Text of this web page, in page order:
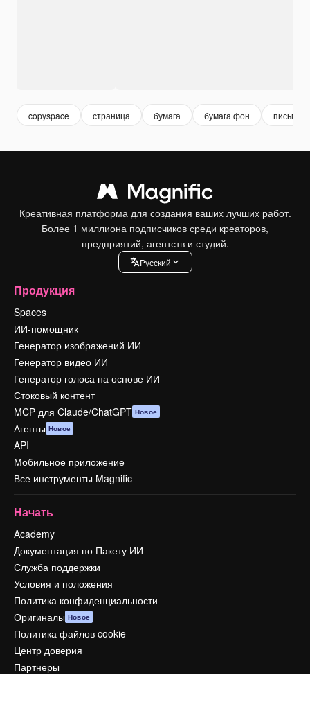
copyspace страница бумага бумага фон письмо
Креативная платформа для создания ваших лучших работ.
Более 1 миллиона подписчиков среди креаторов,
предприятий, агентств и студий.
Pусский
Продукция
Spaces
ИИ-помощник
Генератор изображений ИИ
Генератор видео ИИ
Генератор голоса на основе ИИ
Стоковый контент
MCP для Claude/ChatGPT Новое
Агенты Новое
API
Мобильное приложение
Все инструменты Magnific
Начать
Academy
Документация по Пакету ИИ
Служба поддержки
Условия и положения
Политика конфиденциальности
Оригиналы Новое
Политика файлов cookie
Центр доверия
Партнеры